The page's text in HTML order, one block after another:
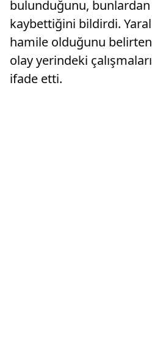
bulunduğunu, bunlardan
kaybettiğini bildirdi.
hamile olduğunu
olay yerindeki
ifade etti.